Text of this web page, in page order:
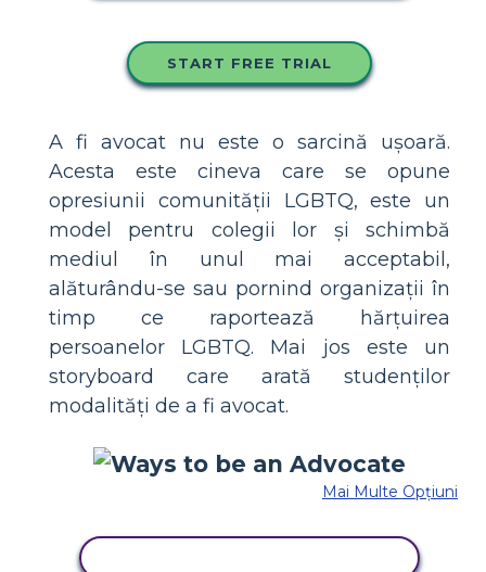
START FREE TRIAL
A fi avocat nu este o sarcină ușoară.
Acesta este cineva care se opune
opresiunii comunității LGBTQ, este un
model pentru colegii lor și schimbă
mediul în unul mai acceptabil,
alăturându-se sau pornind organizații în
timp ce raportează hărțuirea
persoanelor LGBTQ. Mai jos este un
storyboard care arată studenților
modalități de a fi avocat.
Mai Multe Opțiuni